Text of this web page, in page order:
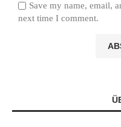
Save my name, email,
next time I comment.